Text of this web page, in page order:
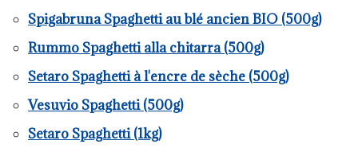
Spigabruna Spaghetti au blé ancien BIO (500g)
Rummo Spaghetti alla chitarra (500g)
Setaro Spaghetti à l'encre de sèche (500g)
Vesuvio Spaghetti (500g)
Setaro Spaghetti (1kg)